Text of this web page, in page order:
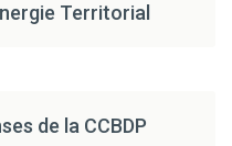
Territorial
de la CCBDP